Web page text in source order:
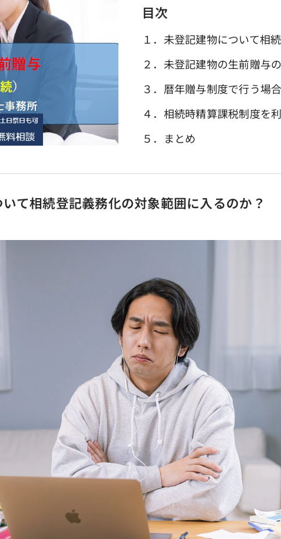
目次
１．未登記建物について相
２．未登記建物の生前贈与
３．暦年贈与制度で行う場合
４．相続時精算課税制度を
５．まとめ
て相続登記義務化の対象範囲に入るのか？